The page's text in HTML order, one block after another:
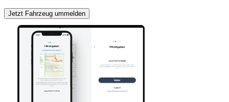
Jetzt Fahrzeug ummelden